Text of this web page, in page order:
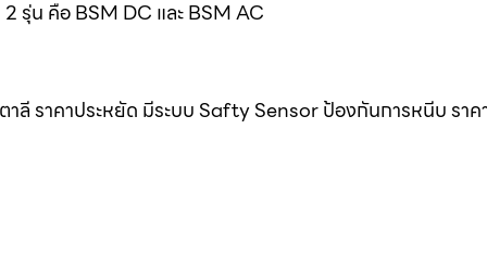
รุ่น คือ BSM DC และ BSM AC
าลี ราคาประหยัด มีระบบ Safty Sensor ป้องกันการหนีบ รา